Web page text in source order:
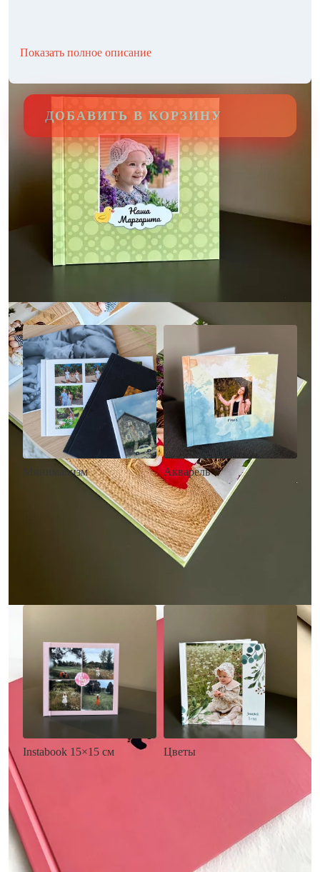
Показать полное описание
ДОБАВИТЬ В КОРЗИНУ
Другие стили фотокниг
Минимализм
• Загрузка фото и текста
Акварель
• Декор в стиле
акварельных красок
• Выбор цвета фона
• Загрузка фото и текста
Заказать
Instabook 15×15 см
• Выбор цвета фона
• Загрузка фото и текста
Заказать
Цветы